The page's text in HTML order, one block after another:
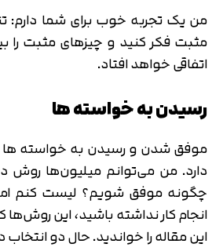
من یک تجربه خوب برای شما دارم:
مثبت فکر کنید و چیزهای مثبت را
اتفاقی خواهد افتاد.
رسیدن به خواسته‌ ها
موفق شدن و رسیدن به خواسته‌
دارد. من می­‌توانم میلیون­‌ها روش
چگونه موفق شویم؟ لیست کنم اما
انجام کار نداشته باشید، این روش‌­ها
این مقاله را خواندید. حال دو انتخاب